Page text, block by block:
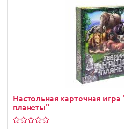
Настольная карточная
планеты"